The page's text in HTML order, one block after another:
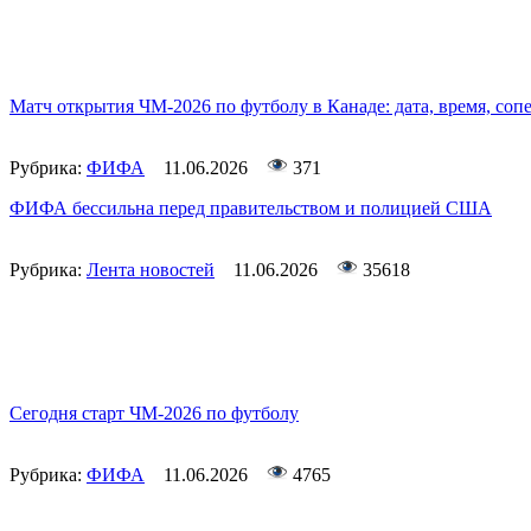
Матч открытия ЧМ-2026 по футболу в Канаде: дата, время,
Рубрика: ФИФА 11.06.2026
371
ФИФА бессильна перед правительством и полицией США
Рубрика: Лента новостей 11.06.2026 35618
Сегодня старт ЧМ-2026 по футболу
Рубрика: ФИФА 11.06.2026 4765